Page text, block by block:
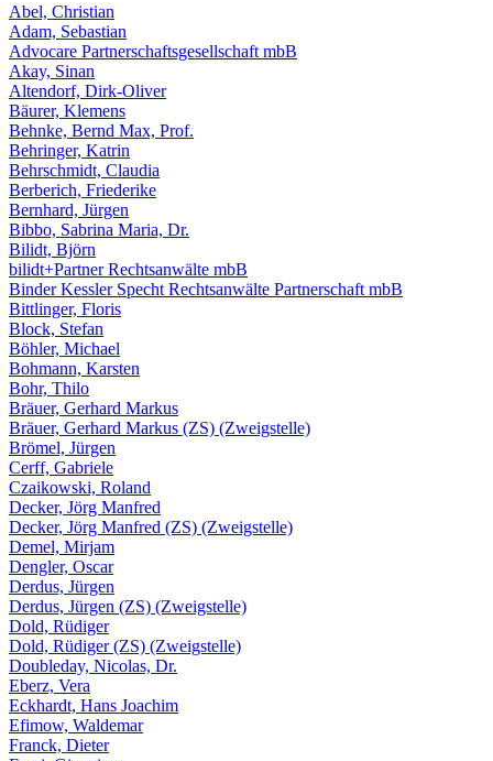
Abel, Christian
Adam, Sebastian
Advocare Partnerschaftsgesellschaft mbB
Akay, Sinan
Altendorf, Dirk-Oliver
Bäurer, Klemens
Behnke, Bernd Max, Prof.
Behringer, Katrin
Behrschmidt, Claudia
Berberich, Friederike
Bernhard, Jürgen
Bibbo, Sabrina Maria, Dr.
Bilidt, Björn
bilidt+Partner Rechtsanwälte mbB
Binder Kessler Specht Rechtsanwälte Partnerschaft mbB
Bittlinger, Floris
Block, Stefan
Böhler, Michael
Bohmann, Karsten
Bohr, Thilo
Bräuer, Gerhard Markus
Bräuer, Gerhard Markus (ZS) (Zweigstelle)
Brömel, Jürgen
Cerff, Gabriele
Czaikowski, Roland
Decker, Jörg Manfred
Decker, Jörg Manfred (ZS) (Zweigstelle)
Demel, Mirjam
Dengler, Oscar
Derdus, Jürgen
Derdus, Jürgen (ZS) (Zweigstelle)
Dold, Rüdiger
Dold, Rüdiger (ZS) (Zweigstelle)
Doubleday, Nicolas, Dr.
Eberz, Vera
Eckhardt, Hans Joachim
Efimow, Waldemar
Franck, Dieter